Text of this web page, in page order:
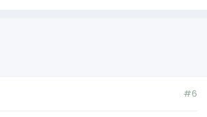
#6